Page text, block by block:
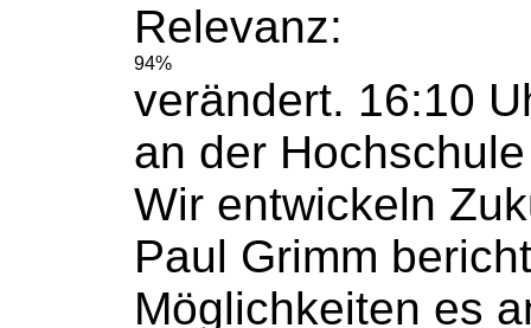
Relevanz:
94%
verändert. 16:10
an der Hochschule
Wir entwickeln
Paul Grimm
Möglichkeiten es